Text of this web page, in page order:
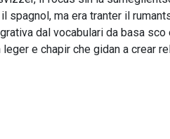
spagnol, ma era tranter il
dal vocabulari da basa
e chapir che gidan a crear